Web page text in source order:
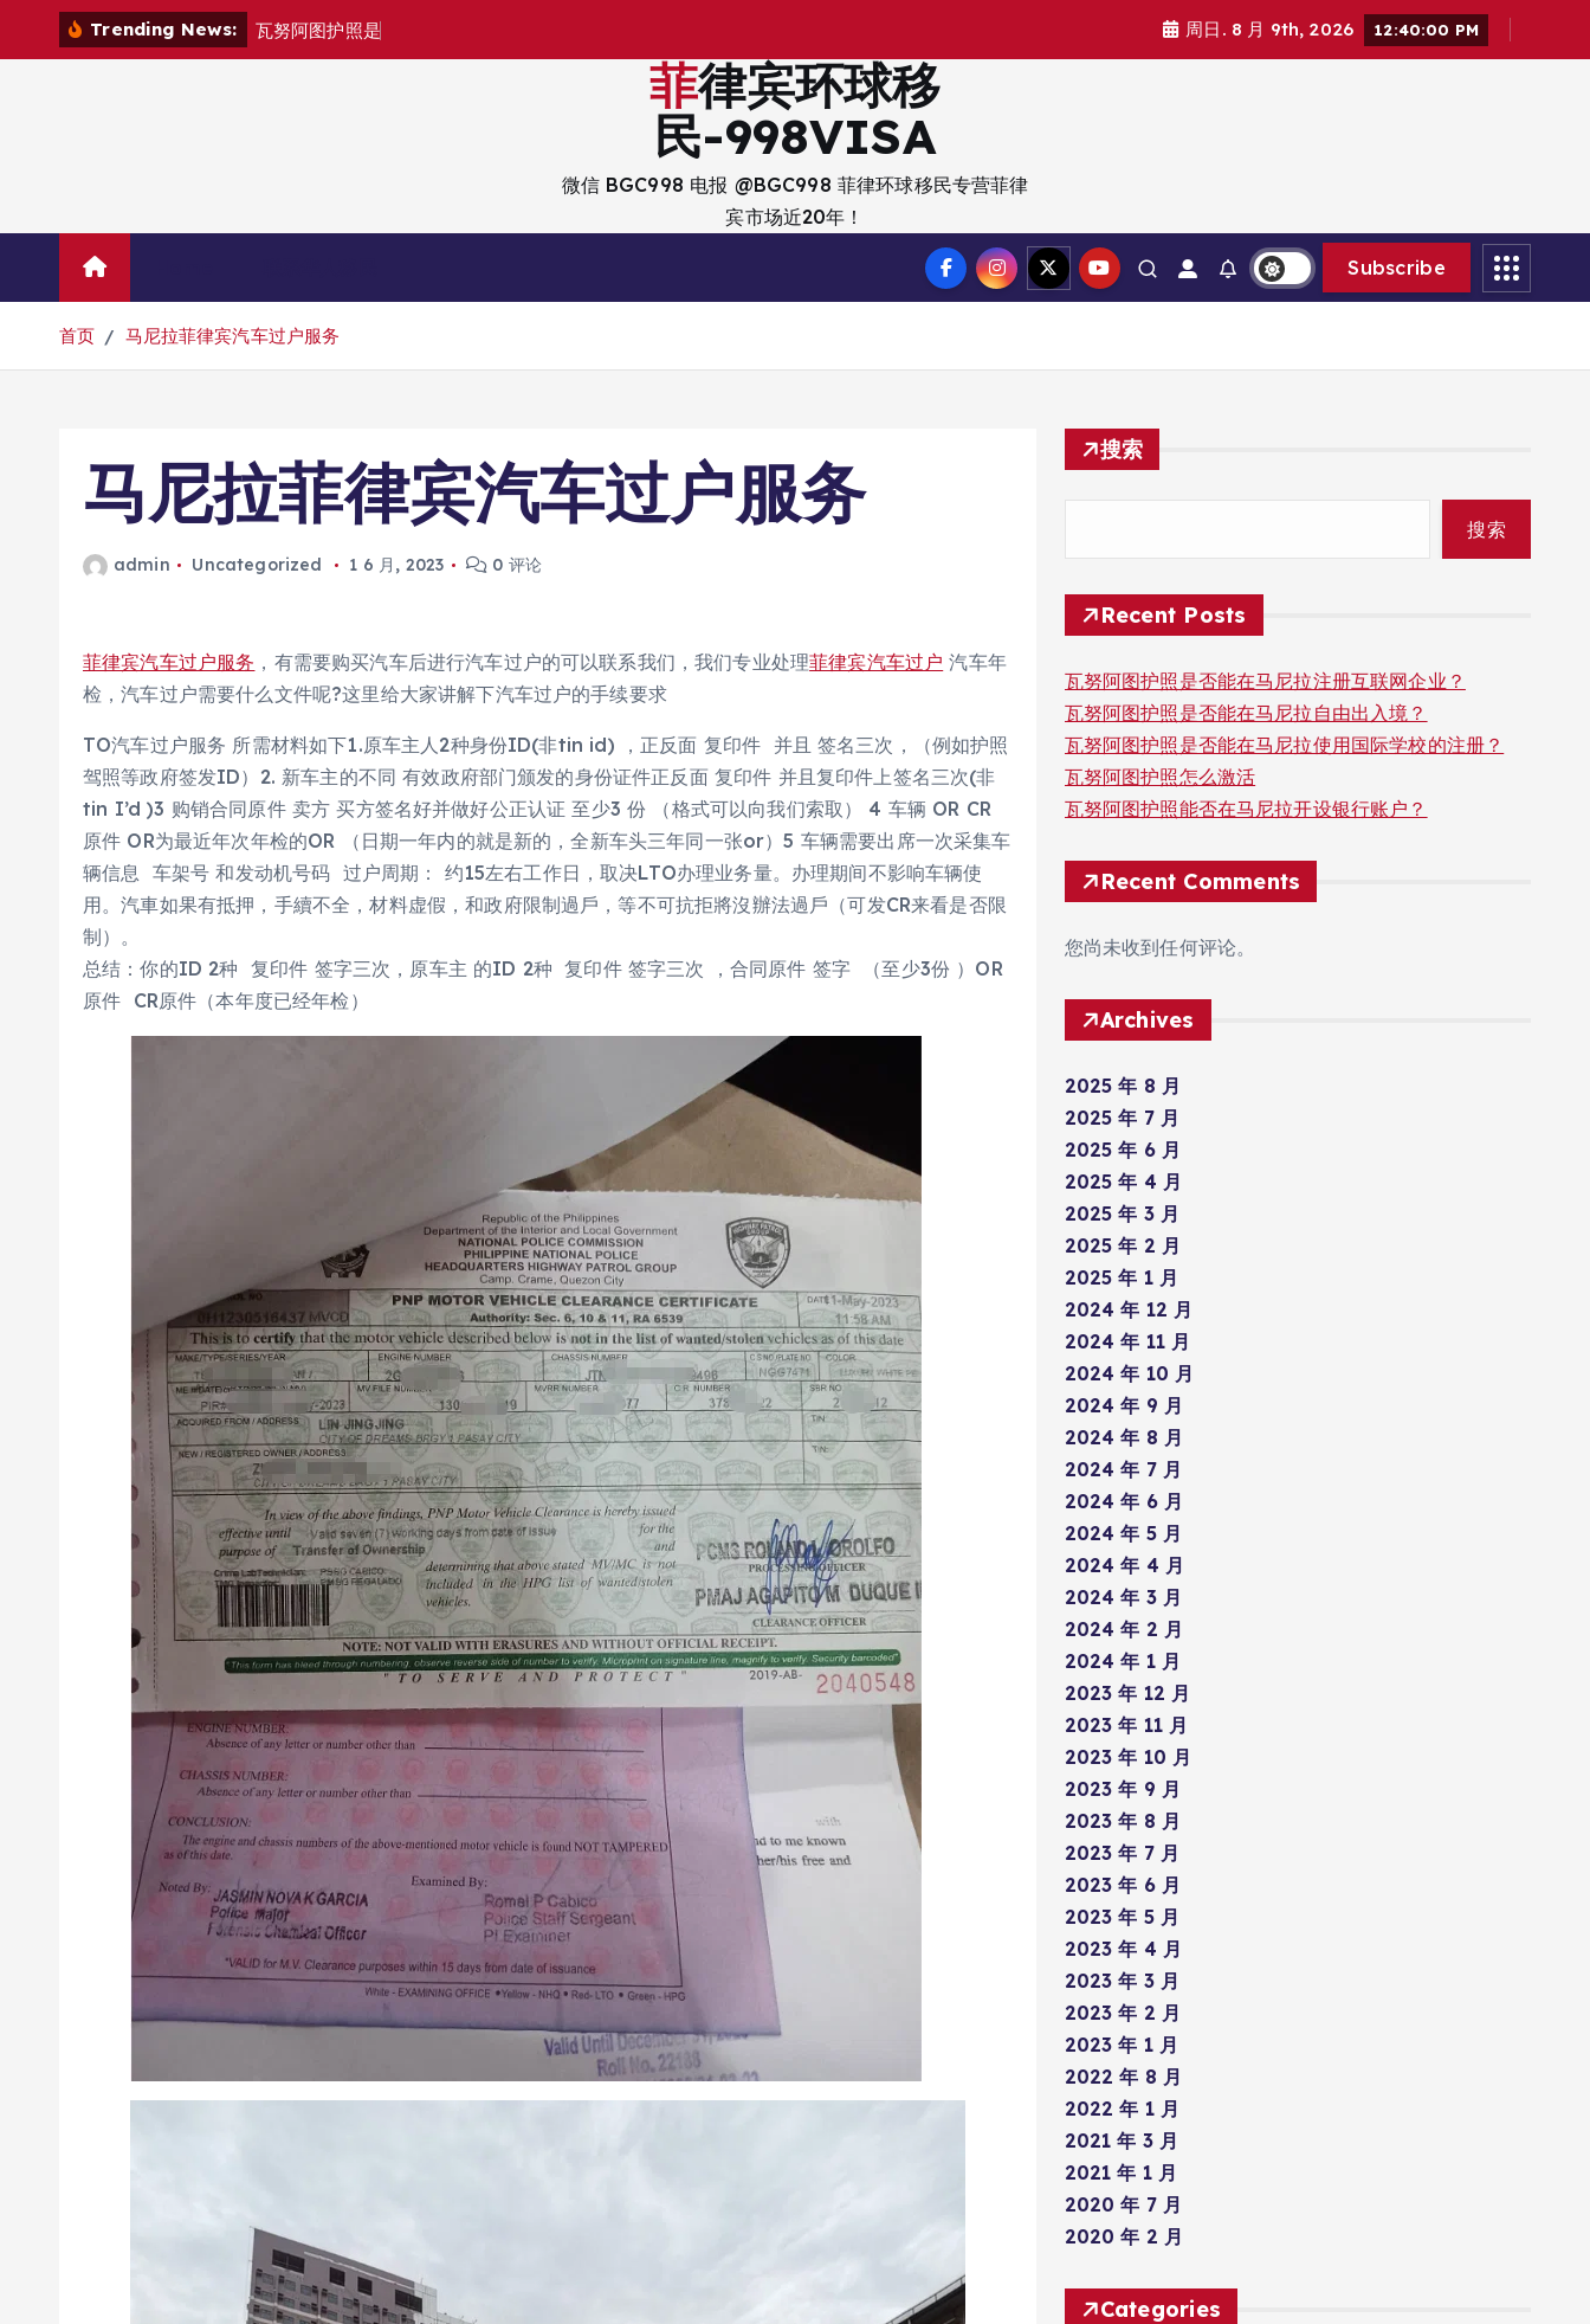
Trending News: 瓦努阿图护照是 周日. 8 月 9th, 2026 12:40:01 PM
菲律宾环球移
民-998VISA
微信 BGC998 电报 @BGC998 菲律环球移民专营菲律
宾市场近20年！
Subscribe
首页 马尼拉菲律宾汽车过户服务
马尼拉菲律宾汽车过户服务
admin Uncategorized 1 6 月, 2023 0 评论
菲律宾汽车过户服务 ，有需要购买汽车后进行汽车过户的可以联系我们，我们专业处理菲律宾汽车过户 汽车年
检，汽车过户需要什么文件呢?这里给大家讲解下汽车过户的手续要求
TO汽车过户服务 所需材料如下1.原车主人2种身份ID(非tin id) ，正反面 复印件 并且 签名三次，（例如护照
驾照等政府签发ID）2. 新车主的不同 有效政府部门颁发的身份证件正反面 复印件 并且复印件上签名三次(非
tin I’d )3 购销合同原件 卖方 买方签名好并做好公正认证 至少3 份 （格式可以向我们索取） 4 车辆 OR CR
原件 OR为最近年次年检的OR （日期一年内的就是新的，全新车头三年同一张or）5 车辆需要出席一次采集车
辆信息 车架号 和发动机号码 过户周期： 约15左右工作日，取决LTO办理业务量。办理期间不影响车辆使
用。汽車如果有抵押，手續不全，材料虚假，和政府限制過戶，等不可抗拒將沒辦法過戶（可发CR来看是否限
制）。
总结：你的ID 2种 复印件 签字三次，原车主 的ID 2种 复印件 签字三次 ，合同原件 签字 （至少3份 ）OR
原件 CR原件（本年度已经年检）
搜索
搜索
Recent Posts
瓦努阿图护照是否能在马尼拉注册互联网企业？
瓦努阿图护照是否能在马尼拉自由出入境？
瓦努阿图护照是否能在马尼拉使用国际学校的注册？
瓦努阿图护照怎么激活
瓦努阿图护照能否在马尼拉开设银行账户？
Recent Comments
您尚未收到任何评论。
Archives
2025 年 8 月
2025 年 7 月
2025 年 6 月
2025 年 4 月
2025 年 3 月
2025 年 2 月
2025 年 1 月
2024 年 12 月
2024 年 11 月
2024 年 10 月
2024 年 9 月
2024 年 8 月
2024 年 7 月
2024 年 6 月
2024 年 5 月
2024 年 4 月
2024 年 3 月
2024 年 2 月
2024 年 1 月
2023 年 12 月
2023 年 11 月
2023 年 10 月
2023 年 9 月
2023 年 8 月
2023 年 7 月
2023 年 6 月
2023 年 5 月
2023 年 4 月
2023 年 3 月
2023 年 2 月
2023 年 1 月
2022 年 8 月
2022 年 1 月
2021 年 3 月
2021 年 1 月
2020 年 7 月
2020 年 2 月
Categories